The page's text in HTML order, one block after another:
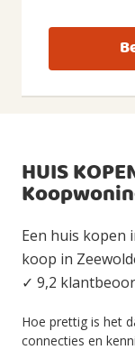
HUIS
Een huis kopen
koop in
✓ 9,2
Hoe prettig is het
connecties en